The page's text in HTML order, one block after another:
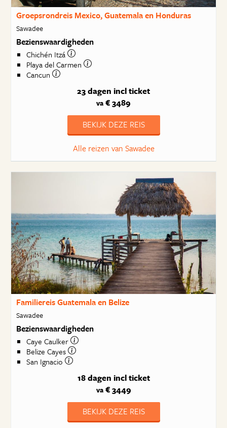
Groepsrondreis Mexico, Guatemala en Honduras
Sawadee
Bezienswaardigheden
Chichén Itzá
Playa del Carmen
Cancun
23 dagen incl ticket
va € 3489
BEKIJK DEZE REIS
Alle reizen van Sawadee
Familiereis Guatemala en Belize
Sawadee
Bezienswaardigheden
Caye Caulker
Belize Cayes
San Ignacio
18 dagen incl ticket
va€ 3449
BEKIJK DEZE REIS